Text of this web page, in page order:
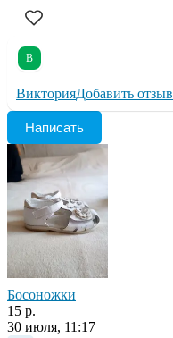
В
ВикторияДобавить отзыв
Написать
Босоножки
15 р.
30 июля, 11:17